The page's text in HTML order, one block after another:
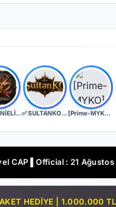
1299 GENİELİ SERVER ✅ SULTANKO.COM ✅ Yeni Kayıtlara 2 Gün 500x Drop Bonus! ✅⭐ Pk Farm Server Ücretsiz! ⭐ DELTASOFT⭐ [Prime-MYKO] - [New Server The REBORN] - [BETA - 17.07.2026] - [OFFICIAL - 24.07.2026]
CAP ▌Official : 21
HEDİYE |